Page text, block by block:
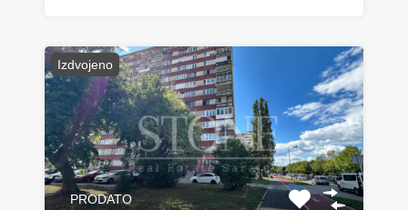
Izdvojeno
PRODATO